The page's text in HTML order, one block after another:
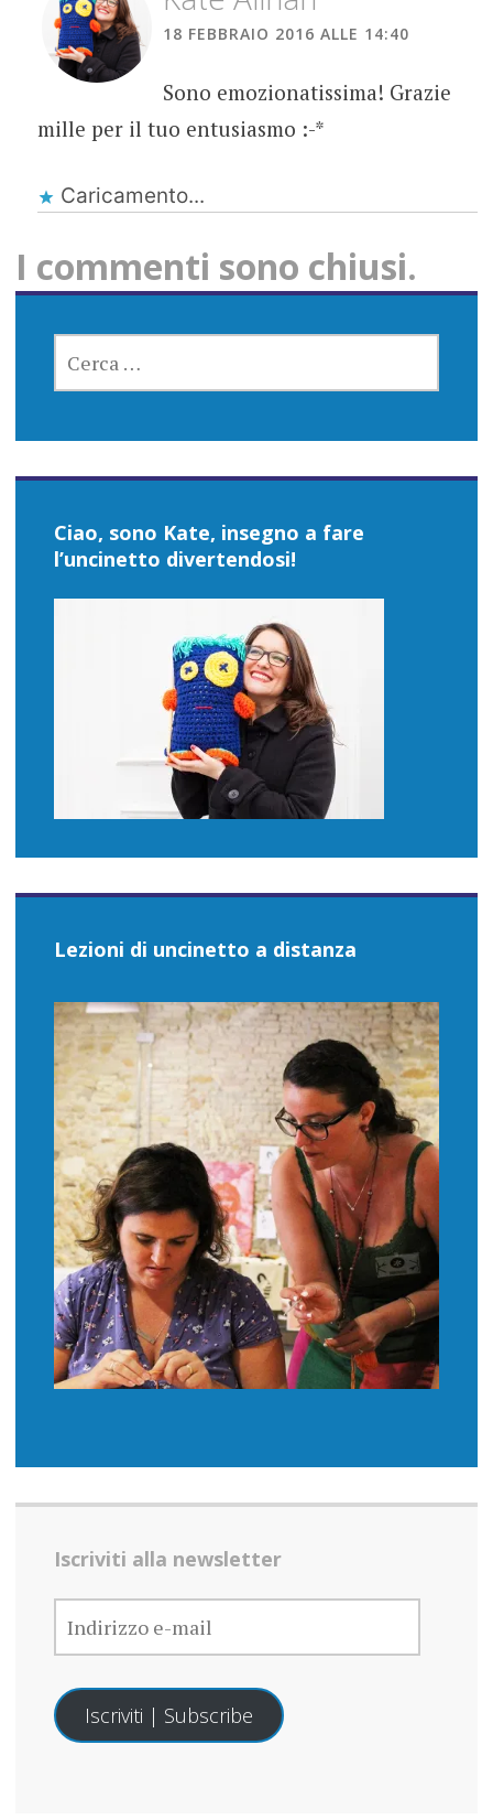
18 FEBBRAIO 2016 ALLE 14:40
Sono emozionatissima! Grazie
mille per il tuo entusiasmo :-*
Caricamento...
I commenti sono chiusi.
PER:
Ciao, sono Kate, insegno a fare
l’uncinetto divertendosi!
Lezioni di uncinetto a distanza
Iscriviti alla newsletter
INDIRIZZO
E-
MAIL
Iscriviti | Subscribe